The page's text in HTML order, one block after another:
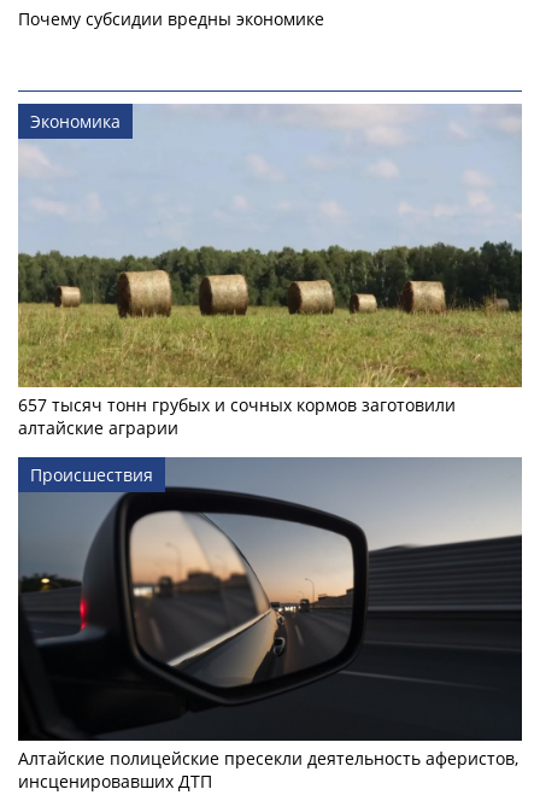
Почему субсидии вредны экономике
Экономика
657 тысяч тонн грубых и сочных кормов заготовили
алтайские аграрии
Происшествия
Алтайские полицейские пресекли деятельность аферистов,
инсценировавших ДТП